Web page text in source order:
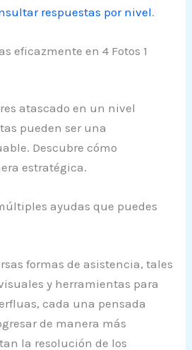
respuestas por nivel.
eficazmente en 4 Fotos 1
atascado en un nivel
pueden ser una
Descubre cómo
estratégica.
ayudas que puedes
formas de asistencia, tales
y herramientas para
cada una pensada
de manera más
la resolución de los